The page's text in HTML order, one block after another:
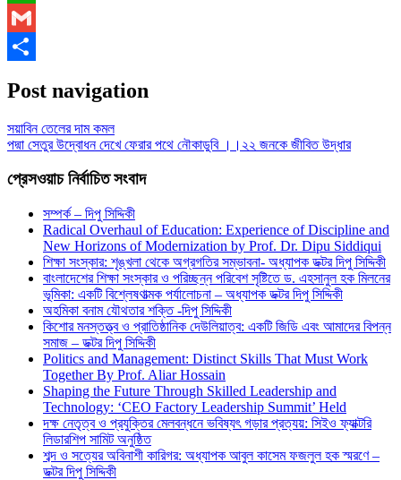
WhatsApp
Gmail
Post navigation
সয়াবিন তেলের দাম কমল
পদ্মা সেতুর উদ্বোধন দেখে ফেরার পথে নৌকাডুবি ।।২২ জনকে জীবিত উদ্ধার
প্রেসওয়াচ নির্বাচিত সংবাদ
সম্পর্ক – দিপু সিদ্দিকী
Radical Overhaul of Education: Experience of Discipline and
New Horizons of Modernization by Prof. Dr. Dipu Siddiqui
শিক্ষা সংস্কার: শৃঙ্খলা থেকে অগ্রগতির সম্ভাবনা- অধ্যাপক ডক্টর দিপু সিদ্দিকী
বাংলাদেশের শিক্ষা সংস্কার ও পরিচ্ছন্ন পরিবেশ সৃষ্টিতে ড. এহসানুল হক মিলনের
ভূমিকা: একটি বিশ্লেষণাত্মক পর্যালোচনা – অধ্যাপক ডক্টর দিপু সিদ্দিকী
অহমিকা বনাম যৌথতার শক্তি -দিপু সিদ্দিকী
কিশোর মনস্তত্ত্ব ও প্রাতিষ্ঠানিক দেউলিয়াত্ব: একটি জিডি এবং আমাদের বিপন্ন
সমাজ – ডক্টর দিপু সিদ্দিকী
Politics and Management: Distinct Skills That Must Work
Together By Prof. Aliar Hossain
Shaping the Future Through Skilled Leadership and
Technology: ‘CEO Factory Leadership Summit’ Held
দক্ষ নেতৃত্ব ও প্রযুক্তির মেলবন্ধনে ভবিষ্যৎ গড়ার প্রত্যয়: সিইও ফ্যাক্টরি
লিডারশিপ সামিট অনুষ্ঠিত
শব্দ ও সত্যের অবিনাশী কারিগর: অধ্যাপক আবুল কাসেম ফজলুল হক স্মরণে –
ডক্টর দিপু সিদ্দিকী